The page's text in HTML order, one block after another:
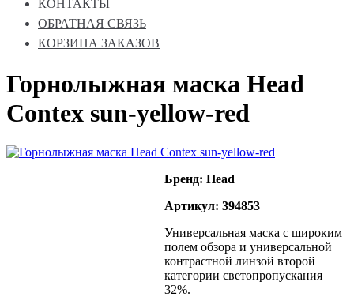
КОНТАКТЫ
ОБРАТНАЯ СВЯЗЬ
КОРЗИНА ЗАКАЗОВ
Горнолыжная маска Head
Contex sun-yellow-red
Бренд: Head
Артикул: 394853
Универсальная маска с широким
полем обзора и универсальной
контрастной линзой второй
категории светопропускания
32%.